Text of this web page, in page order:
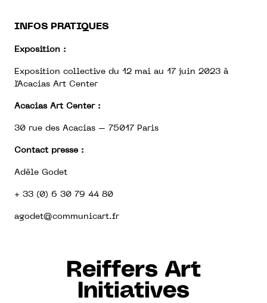
INFOS PRATIQUES
Exposition :
Exposition collective du 12 mai au 17 juin 2023 à
l'Acacias Art Center
Acacias Art Center :
30 rue des Acacias – 75017 Paris
Contact presse :
Adèle Godet
+ 33 (0) 6 30 79 44 80
agodet@communicart.fr
Reiffers Art
Initiatives